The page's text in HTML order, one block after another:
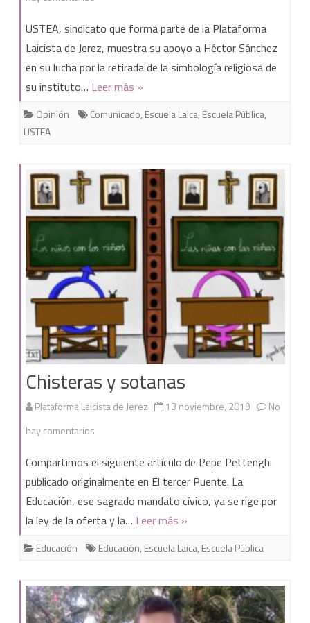
apoya
la
retirada
de
simbología
religiosa
en
centros
públicos
USTEA, sindicato que forma parte de la Plataforma
Laicista de Jerez, muestra su apoyo a Héctor Sánchez
en su lucha por la retirada de la simbología religiosa de
su instituto… Leer más »
Opinión Comunicado, Escuela Laica, Escuela Pública,
USTEA
Chisteras y sotanas
Plataforma Laicista de Jerez 13 noviembre, 2019
No
hay comentarios
y
sotanas
Compartimos el siguiente artículo de Pepe Pettenghi
publicado originalmente en El tercer Puente. La
Educación, ese sagrado mandato cívico, ya se rige por
la ley de la oferta y la… Leer más »
Educación Educación, Escuela Laica, Escuela Pública